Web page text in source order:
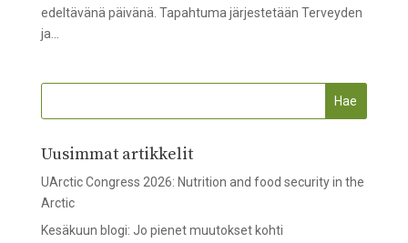
edeltävänä päivänä. Tapahtuma järjestetään Terveyden
ja...
Uusimmat artikkelit
UArctic Congress 2026: Nutrition and food security in the
Arctic
Kesäkuun blogi: Jo pienet muutokset kohti